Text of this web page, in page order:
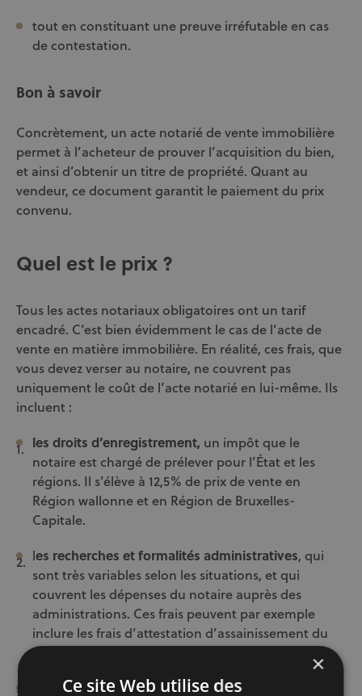
tout en constituant une preuve irréfutable en cas
de contestation.
Bon à savoir
Concrètement, un acte notarié de vente immobilière
permet à l’acheteur de prouver l’acquisition du bien,
et ainsi d’obtenir un titre de propriété. Quant au
vendeur, ce document garantit le paiement du prix
convenu.
Quel est le prix ?
Tous les actes notariaux obligatoires ont un tarif
encadré. C’est bien évidemment le cas de l’acte de
vente en matière immobilière. En réalité, ces frais, que
vous devez verser au notaire, ne couvrent pas
uniquement le coût de l’acte notarié en lui-même. Ils
incluent :
les droits d’enregistrement, un impôt que le
notaire est chargé de prélever pour l’État et les
régions. Il s’élève à 12,5% de prix de vente en
Région wallonne et en Région de Bruxelles-
Capitale.
les recherches et formalités administratives, qui
sont très variables selon les situations, et qui
couvrent les dépenses du notaire auprès des
administrations. Ces frais peuvent par exemple
inclure les frais d’attestation d’assainissement du
sol, les frais des timbres fiscaux, etc.
les honoraires du notaire , qui sont fixés selon un
×
Ce site Web utilise des